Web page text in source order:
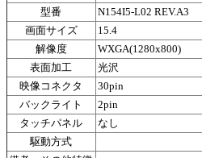
型番
N154I5-L02 REV.A3
画面サイズ
15.4
解像度
WXGA(1280x800)
表面加工
光沢
映像コネクタ
30pin
バックライト
2pin
タッチパネル
なし
駆動方式